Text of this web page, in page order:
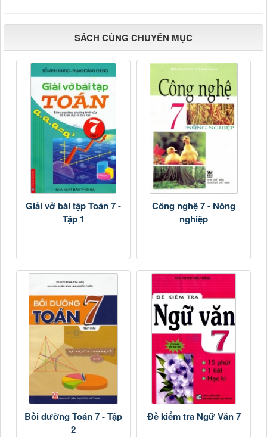
SÁCH CÙNG CHUYÊN MỤC
Giải vở bài tập Toán 7 -
Tập 1
Công nghệ 7 - Nông
nghiệp
Bồi dưỡng Toán 7 - Tập
2
Đề kiểm tra Ngữ Văn 7